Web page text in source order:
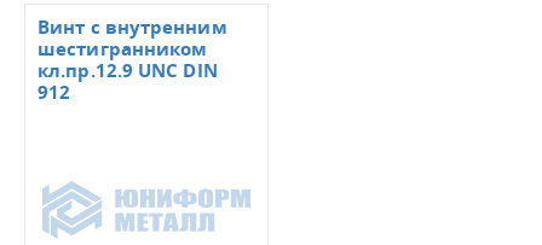
Винт с внутренним
шестигранником
кл.пр.12.9 UNC DIN
912